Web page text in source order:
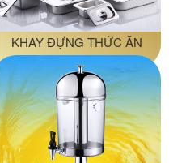
KHAY ĐỰNG THỨC ĂN
BUFFET